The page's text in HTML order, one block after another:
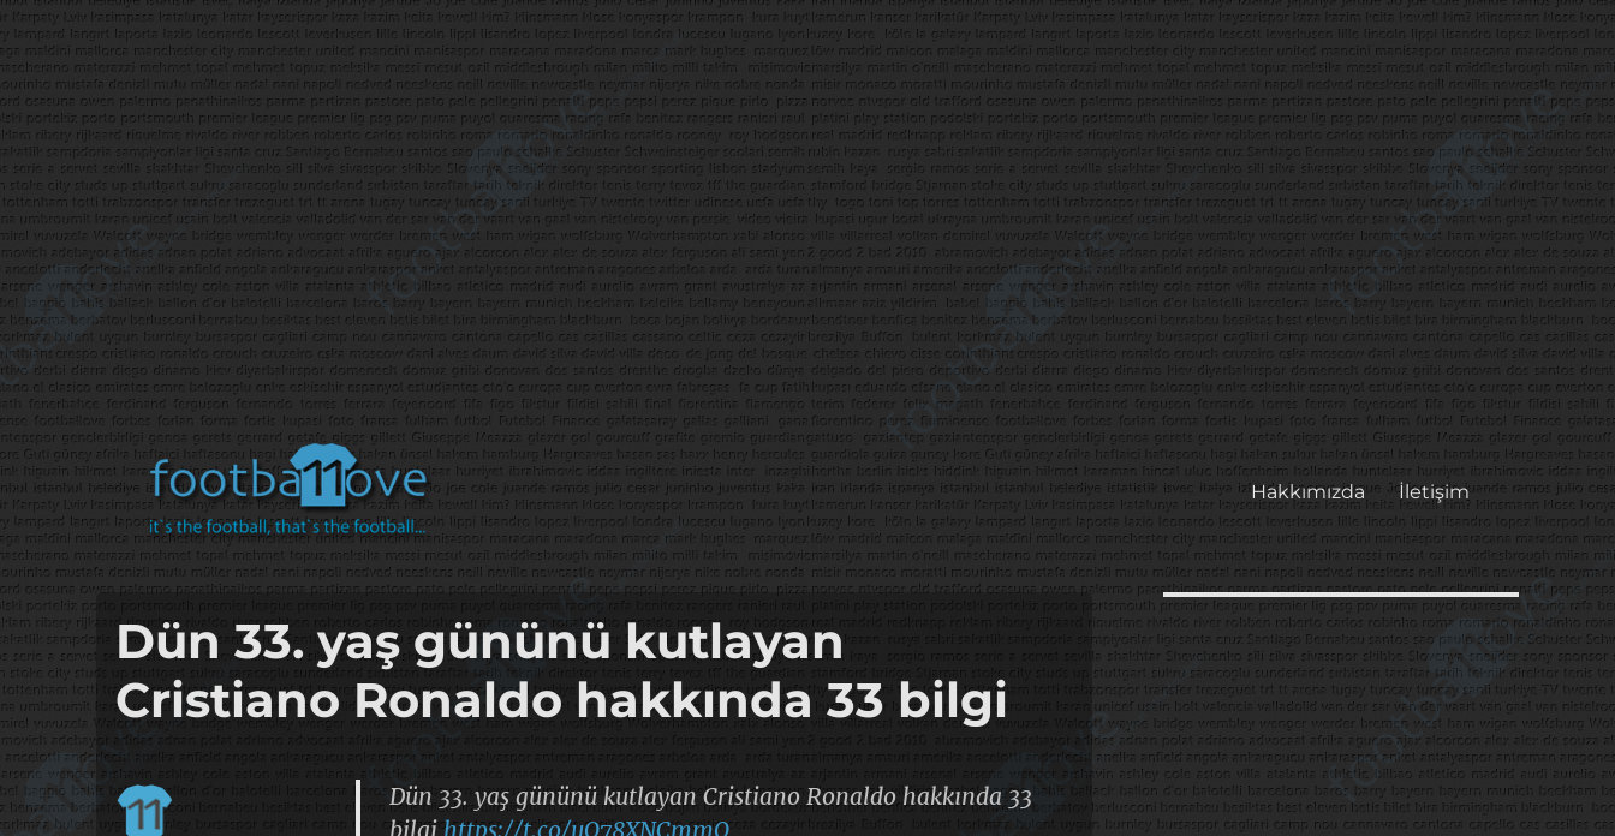
footbaLLove
it's the football, that's the football…
Hakkımızda İletişim
Dün 33. yaş gününü kutlayan
Cristiano Ronaldo hakkında 33 bilgi
Dün 33. yaş gününü kutlayan Cristiano Ronaldo hakkında 33
bilgi https://t.co/uQ78XNCmmO